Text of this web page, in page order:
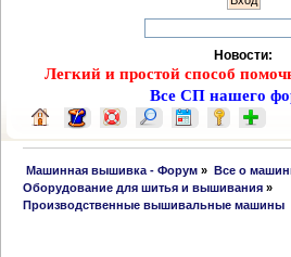
Новости:
Легкий и простой способ
Все СП нашего
Машинная вышивка - Форум » Все о
Оборудование для шитья и вышивания »
Производственные вышивальные машины